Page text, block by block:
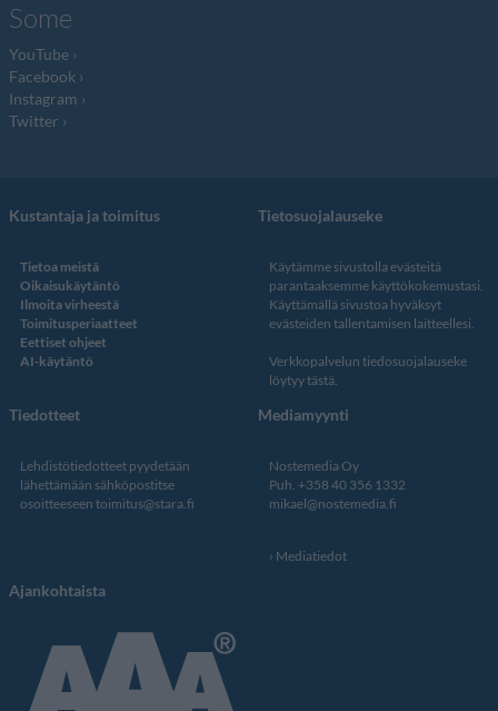
Some
YouTube
Facebook
Instagram
Twitter
Kustantaja ja toimitus
Tietoa meistä
Oikaisukäytäntö
Ilmoita virheestä
Toimitusperiaatteet
Eettiset ohjeet
AI-käytäntö
Tietosuojalauseke
Käytämme sivustolla evästeitä
parantaaksemme käyttökokemustasi.
Käyttämällä sivustoa hyväksyt
evästeiden tallentamisen laitteellesi.
Verkkopalvelun tiedosuojalauseke
löytyy tästä.
Tiedotteet
Lehdistötiedotteet pyydetään
lähettämään sähköpostitse
osoitteeseen toimitus@stara.fi
Mediamyynti
Nostemedia Oy
Puh. +358 40 356 1332
mikael@nostemedia.fi
Mediatiedot
Ajankohtaista